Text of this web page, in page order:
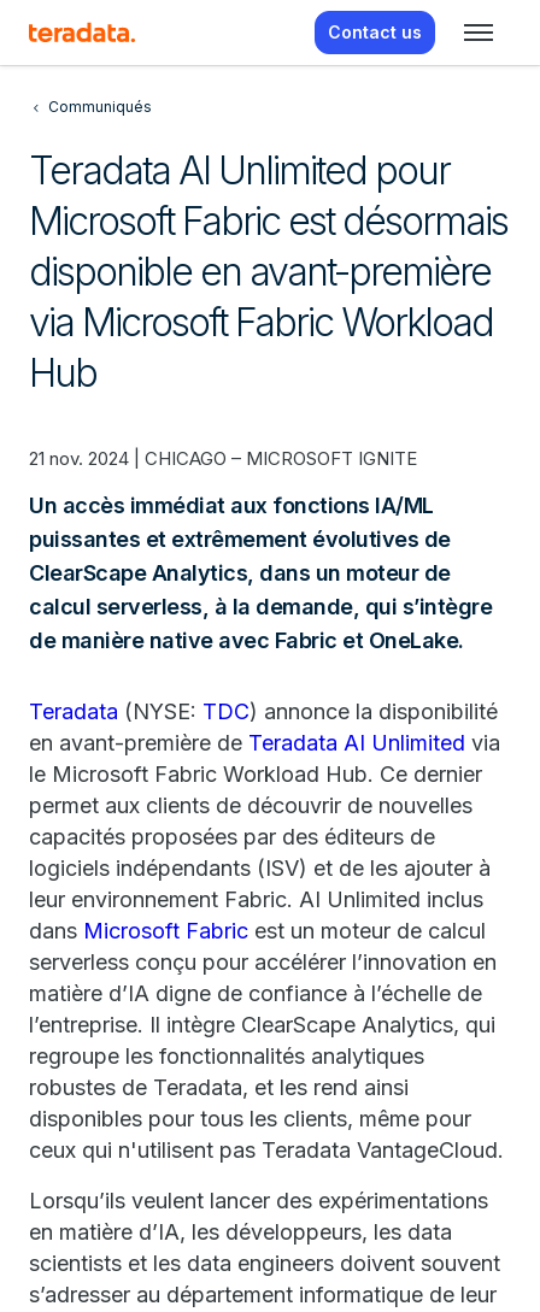
Contact us
Communiqués
Teradata AI Unlimited pour
Microsoft Fabric est désormais
disponible en avant-première
via Microsoft Fabric Workload
Hub
21 nov. 2024 | CHICAGO – MICROSOFT IGNITE
Un accès immédiat aux fonctions IA/ML
puissantes et extrêmement évolutives de
ClearScape Analytics, dans un moteur de
calcul serverless, à la demande, qui s’intègre
de manière native avec Fabric et OneLake.
Teradata (NYSE: TDC) annonce la disponibilité
en avant-première de Teradata AI Unlimited via
le Microsoft Fabric Workload Hub. Ce dernier
permet aux clients de découvrir de nouvelles
capacités proposées par des éditeurs de
logiciels indépendants (ISV) et de les ajouter à
leur environnement Fabric. AI Unlimited inclus
dans Microsoft Fabric est un moteur de calcul
serverless conçu pour accélérer l’innovation en
matière d’IA digne de confiance à l’échelle de
l’entreprise. Il intègre ClearScape Analytics, qui
regroupe les fonctionnalités analytiques
robustes de Teradata, et les rend ainsi
disponibles pour tous les clients, même pour
ceux qui n'utilisent pas Teradata VantageCloud.
Lorsqu’ils veulent lancer des expérimentations
en matière d’IA, les développeurs, les data
scientists et les data engineers doivent souvent
s’adresser au département informatique de leur